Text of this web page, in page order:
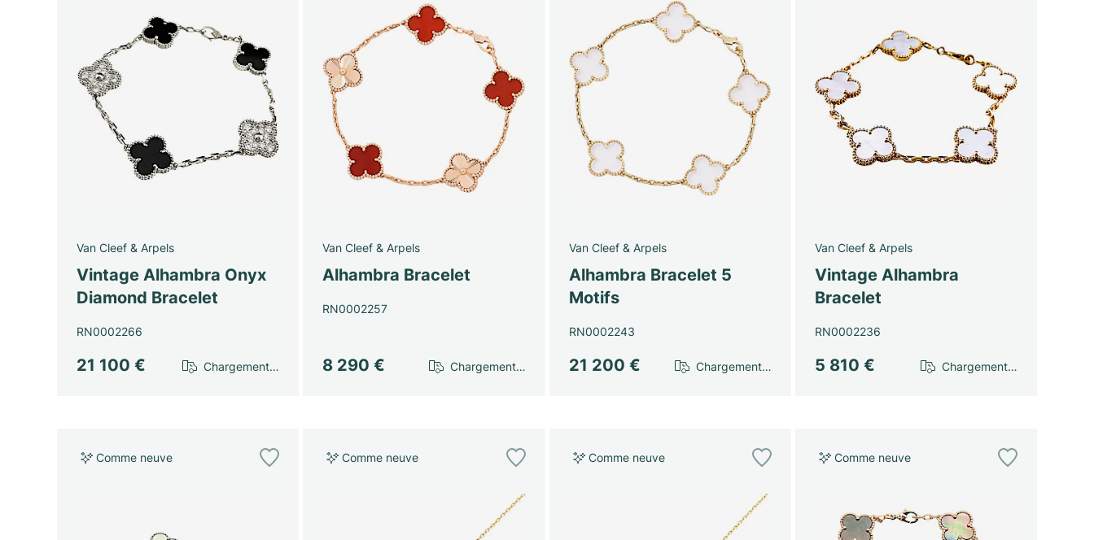
Van Cleef & Arpels
Vintage Alhambra Onyx
Diamond Bracelet
RN0002266
21 100 € Chargement…
Van Cleef & Arpels
Alhambra Bracelet
RN0002257
8 290 € Chargement…
Van Cleef & Arpels
Alhambra Bracelet 5
Motifs
RN0002243
21 200 € Chargement…
Van Cleef & Arpels
Vintage Alhambra
Bracelet
RN0002236
5 810 € Chargement…
Comme neuve Comme neuve Comme neuve Comme neuve